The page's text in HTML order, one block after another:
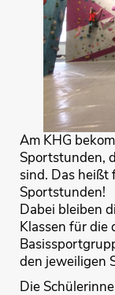
Am KHG
Sportstunden,
sind. Das heißt
Sportstunden!
Dabei bleiben
Klassen für
den jeweiligen
Die